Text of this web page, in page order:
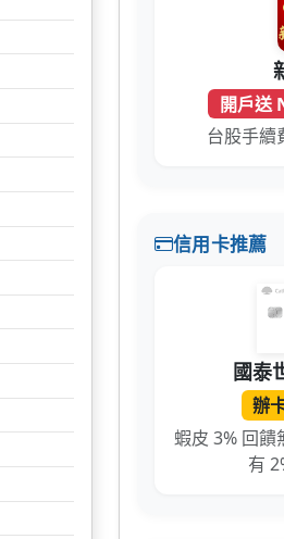
開戶送
台股手續
信用卡推薦
國泰
辦
蝦皮 3% 回饋
有